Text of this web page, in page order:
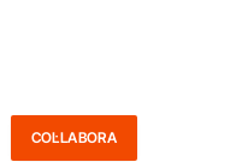
COL·LABORA